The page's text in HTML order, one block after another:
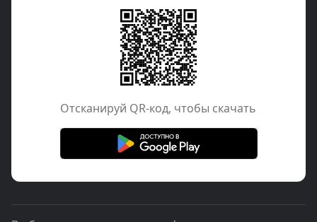
Отcканируй QR-код, чтобы скачать